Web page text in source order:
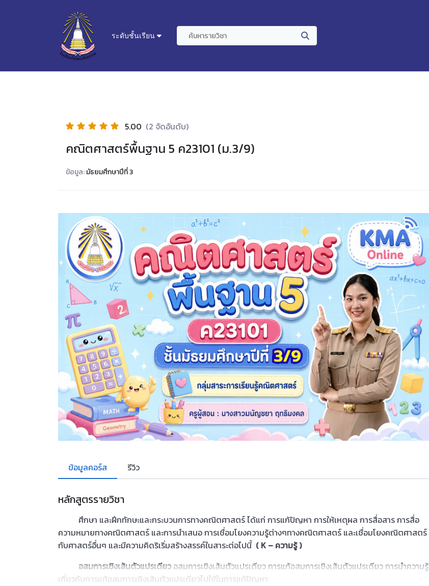
ระดับชั้นเรียน
5.00 (2 จัดอันดับ)
คณิตศาสตร์พื้นฐาน 5 ค23101 (ม.3/9)
ข้อมูล:มัธยมศึกษาปีที่ 3
ข้อมูลคอร์ส รีวิว
หลักสูตรรายวิชา
ศึกษา และฝึกทักษะและกระบวนการทางคณิตศาสตร์ ได้แก่ การแก้ปัญหา การให้เหตุผล การสื่อสาร การสื่อ
ความหมายทางคณิตศาสตร์ และการนำเสนอ การเชื่อมโยงความรู้ต่างๆทางคณิตศาสตร์ และเชื่อมโยงคณิตศาสตร์
กับศาสตร์อื่นๆ และมีความคิดริเริ่มสร้างสรรค์ในสาระต่อไปนี้ ( K – ความรู้ )
อสมการเชิงเส้นตัวแปรเดียว อสมการเชิงเส้นตัวแปรเดียวการแก้อสมการเชิงเส้นตัวแปรเดียวการนำความรู้
เกี่ยวกับการแก้อสมการเชิงเส้นตัวแปรเดียวไปใช้ในการแก้ปัญหา